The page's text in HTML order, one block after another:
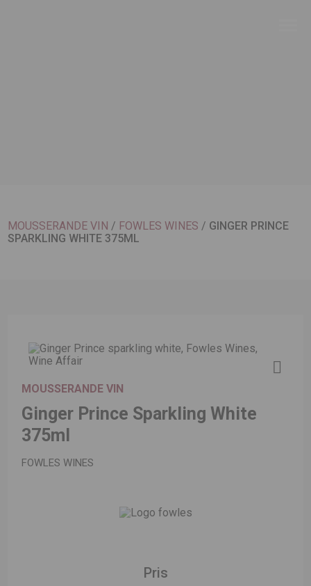
MOUSSERANDE VIN / FOWLES WINES / GINGER PRINCE
SPARKLING WHITE 375ML
MOUSSERANDE VIN
Ginger Prince Sparkling White
375ml
FOWLES WINES
Pris